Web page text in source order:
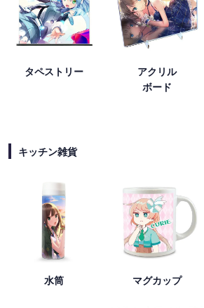
タペストリー
アクリル
ボード
キッチン雑貨
水筒 マグカップ